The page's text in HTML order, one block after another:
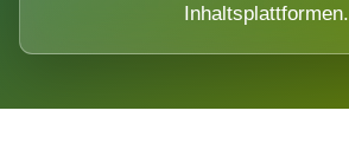
Inhaltsplattformen.